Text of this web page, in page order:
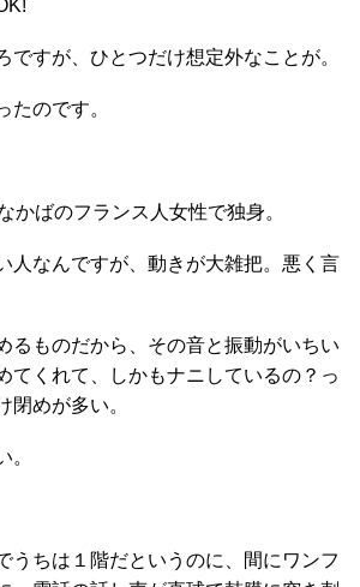
ですが、ひとつだけ想定外なことが。
たのです。
かばのフランス人女性で独身。
人なんですが、動きが大雑把。悪く言
るものだから、その音と振動がいちい
てくれて、しかもナニしているの？っ
閉めが多い。
。
うちは１階だというのに、間にワンフ